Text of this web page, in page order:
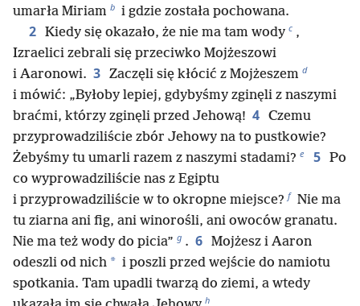
umarła Miriam b i gdzie została pochowana.
2 Kiedy się okazało, że nie ma tam wody c ,
Izraelici zebrali się przeciwko Mojżeszowi
i Aaronowi. 3 Zaczęli się kłócić z Mojżeszem d
i mówić: „Byłoby lepiej, gdybyśmy zginęli z naszymi
braćmi, którzy zginęli przed Jehową! 4 Czemu
przyprowadziliście zbór Jehowy na to pustkowie?
Żebyśmy tu umarli razem z naszymi stadami? e 5 Po
co wyprowadziliście nas z Egiptu
i przyprowadziliście w to okropne miejsce? f Nie ma
tu ziarna ani fig, ani winorośli, ani owoców granatu.
Nie ma też wody do picia” g . 6 Mojżesz i Aaron
odeszli od nich * i poszli przed wejście do namiotu
spotkania. Tam upadli twarzą do ziemi, a wtedy
h